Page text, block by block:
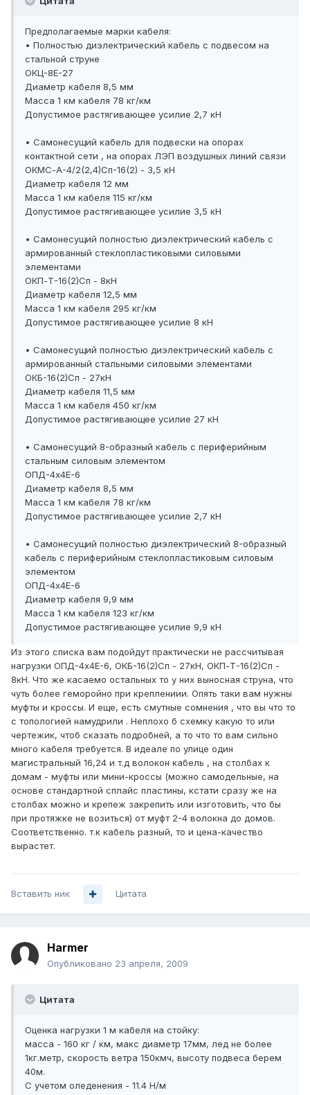
Предполагаемые марки кабеля:
• Полностью диэлектрический кабель с подвесом на
стальной струне
ОКЦ-8Е-27
Диаметр кабеля 8,5 мм
Масса 1 км кабеля 78 кг/км
Допустимое растягивающее усилие 2,7 кН
• Самонесущий кабель для подвески на опорах
контактной сети , на опорах ЛЭП воздушных линий связи
ОКМС-А-4/2(2,4)Сп-16(2) - 3,5 кН
Диаметр кабеля 12 мм
Масса 1 км кабеля 115 кг/км
Допустимое растягивающее усилие 3,5 кН
• Самонесущий полностью диэлектрический кабель с
армированный стеклопластиковыми силовыми
элементами
ОКП-Т-16(2)Сп - 8кН
Диаметр кабеля 12,5 мм
Масса 1 км кабеля 295 кг/км
Допустимое растягивающее усилие 8 кН
• Самонесущий полностью диэлектрический кабель с
армированный стальными силовыми элементами
ОКБ-16(2)Сп - 27кН
Диаметр кабеля 11,5 мм
Масса 1 км кабеля 450 кг/км
Допустимое растягивающее усилие 27 кН
• Самонесущий 8-образный кабель с периферийным
стальным силовым элементом
ОПД-4x4E-6
Диаметр кабеля 8,5 мм
Масса 1 км кабеля 78 кг/км
Допустимое растягивающее усилие 2,7 кН
• Самонесущий полностью диэлектрический 8-образный
кабель с периферийным стеклопластиковым силовым
элементом
ОПД-4x4E-6
Диаметр кабеля 9,9 мм
Масса 1 км кабеля 123 кг/км
Допустимое растягивающее усилие 9,9 кН
Из этого списка вам подойдут практически не рассчитывая
нагрузки ОПД-4x4E-6, ОКБ-16(2)Сп - 27кН, ОКП-Т-16(2)Сп -
8кН. Что же касаемо остальных то у них выносная струна, что
чуть более геморойно при креплениии. Опять таки вам нужны
муфты и кроссы. И еще, есть смутные сомнения , что вы что то
с топологией намудрили . Неплохо б схемку какую то или
чертежик, чтоб сказать подробней, а то что то вам сильно
много кабеля требуется. В идеале по улице один
магистральный 16,24 и т.д волокон кабель , на столбах к
домам - муфты или мини-кроссы (можно самодельные, на
основе стандартной сплайс пластины, кстати сразу же на
столбах можно и крепеж закрепить или изготовить, что бы
при протяжке не возиться) от муфт 2-4 волокна до домов.
Соответственно. т.к кабель разный, то и цена-качество
вырастет.
Вставить ник Цитата
Harmer
Опубликовано 23 апреля, 2009
Цитата
Оценка нагрузки 1 м кабеля на стойку:
масса - 160 кг / км, макс диаметр 17мм, лед не более
1кг.метр, скорость ветра 150кмч, высоту подвеса берем
40м.
С учетом оледенения - 11.4 Н/м